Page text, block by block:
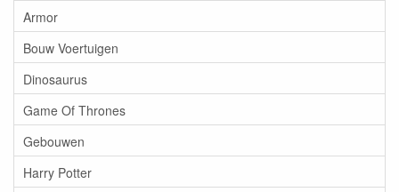
Armor
Bouw Voertuigen
Dinosaurus
Game Of Thrones
Gebouwen
Harry Potter